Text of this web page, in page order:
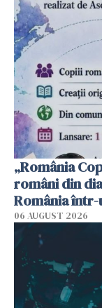
„România
români din
România
06 AUGUST 2026